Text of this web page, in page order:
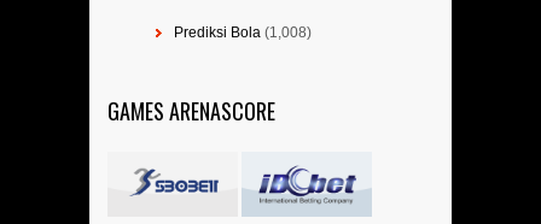
Prediksi Bola (1,008)
GAMES ARENASCORE